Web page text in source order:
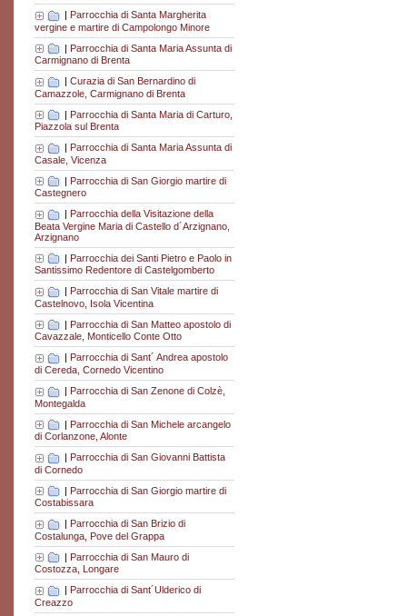
| Parrocchia di Santa Margherita
vergine e martire di Campolongo Minore
| Parrocchia di Santa Maria Assunta di
Carmignano di Brenta
| Curazia di San Bernardino di
Camazzole, Carmignano di Brenta
| Parrocchia di Santa Maria di Carturo,
Piazzola sul Brenta
| Parrocchia di Santa Maria Assunta di
Casale, Vicenza
| Parrocchia di San Giorgio martire di
Castegnero
Parrocchia della Visitazione della
Beata Vergine Maria di Castello d´Arzignano,
Arzignano
| Parrocchia dei Santi Pietro e Paolo in
Santissimo Redentore di Castelgomberto
Parrocchia di San Vitale martire di
Castelnovo, Isola Vicentina
| Parrocchia di San Matteo apostolo di
Cavazzale, Monticello Conte Otto
Parrocchia di Sant´ Andrea apostolo
di Cereda, Cornedo Vicentino
| Parrocchia di San Zenone di Colzè,
Montegalda
| Parrocchia di San Michele arcangelo
di Corlanzone, Alonte
| Parrocchia di San Giovanni Battista
di Cornedo
| Parrocchia di San Giorgio martire di
Costabissara
Parrocchia di San Brizio di
Costalunga, Pove del Grappa
| Parrocchia di San Mauro di
Costozza, Longare
Parrocchia di Sant´Ulderico di
Creazzo